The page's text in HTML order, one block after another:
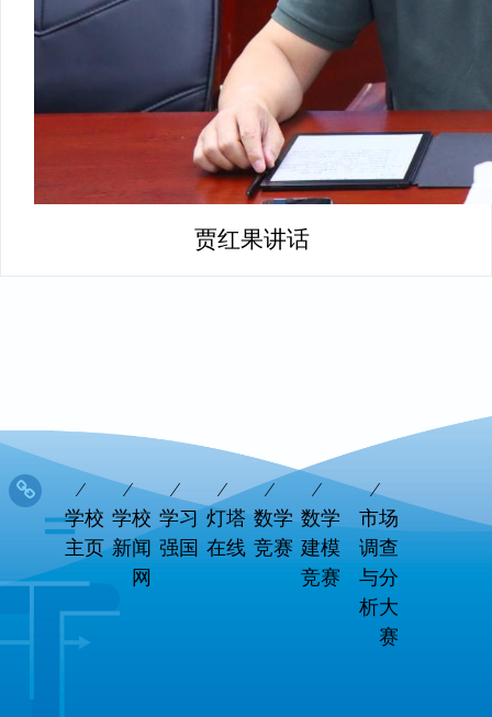
贾红果讲话
学校
主页
学校
新闻
网
学习
强国
灯塔
在线
数学
竞赛
数学
建模
竞赛
市场
调查
与分
析大
赛